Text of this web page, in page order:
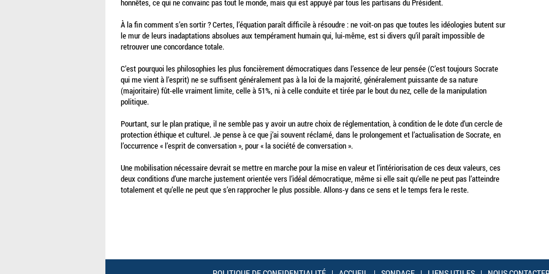
honnêtes, ce qui ne convainc pas tout le monde, mais qui est appuyé par tous les partisans du Président.
À la fin comment s’en sortir ? Certes, l’équation paraît difficile à résoudre : ne voit-on pas que toutes les idéologies butent sur
le mur de leurs inadaptations absolues aux tempérament humain qui, lui-même, est si divers qu’il paraît impossible de
retrouver une concordance totale.
C’est pourquoi les philosophies les plus foncièrement démocratiques dans l’essence de leur pensée (C’est toujours Socrate
qui me vient à l’esprit) ne se suffisent généralement pas à la loi de la majorité, généralement puissante de sa nature
(majoritaire) fût-elle vraiment limite, celle à 51%, ni à celle conduite et tirée par le bout du nez, celle de la manipulation
politique.
Pourtant, sur le plan pratique, il ne semble pas y avoir un autre choix de réglementation, à condition de le dote d’un cercle de
protection éthique et culturel. Je pense à ce que j’ai souvent réclamé, dans le prolongement et l’actualisation de Socrate, en
l’occurrence « l’esprit de conversation », pour « la société de conversation ».
Une mobilisation nécessaire devrait se mettre en marche pour la mise en valeur et l’intériorisation de ces deux valeurs, ces
deux conditions d’une marche justement orientée vers l’idéal démocratique, même si elle sait qu’elle ne peut pas l’atteindre
totalement et qu’elle ne peut que s’en rapprocher le plus possible. Allons-y dans ce sens et le temps fera le reste.